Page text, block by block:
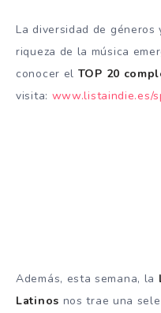
La diversidad de
riqueza de la música
conocer el TOP 20
visita: www.listaindie.es/
Además, esta semana, la
Latinos nos trae una